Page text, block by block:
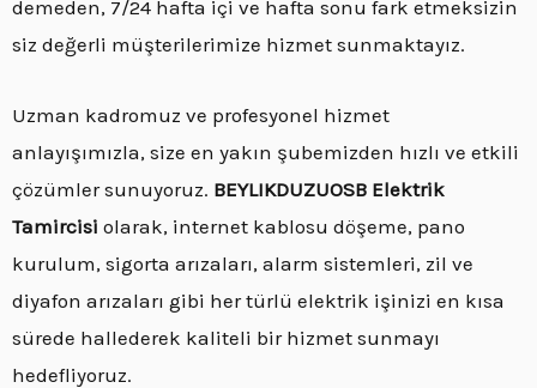
demeden, 7/24 hafta içi ve hafta sonu fark etmeksizin
siz değerli müşterilerimize hizmet sunmaktayız.
Uzman kadromuz ve profesyonel hizmet
anlayışımızla, size en yakın şubemizden hızlı ve etkili
çözümler sunuyoruz. BEYLIKDUZUOSB Elektrik
Tamircisi olarak, internet kablosu döşeme, pano
kurulum, sigorta arızaları, alarm sistemleri, zil ve
diyafon arızaları gibi her türlü elektrik işinizi en kısa
sürede hallederek kaliteli bir hizmet sunmayı
hedefliyoruz.